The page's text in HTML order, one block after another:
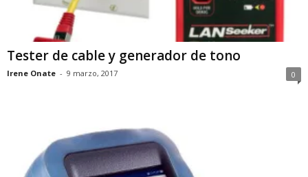
Tester de cable y generador de tono
Irene Onate - 9 marzo, 2017 0